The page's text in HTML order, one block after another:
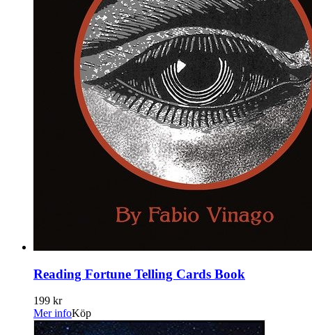
Reading Fortune Telling Cards Book
199 kr
Mer infoKöp